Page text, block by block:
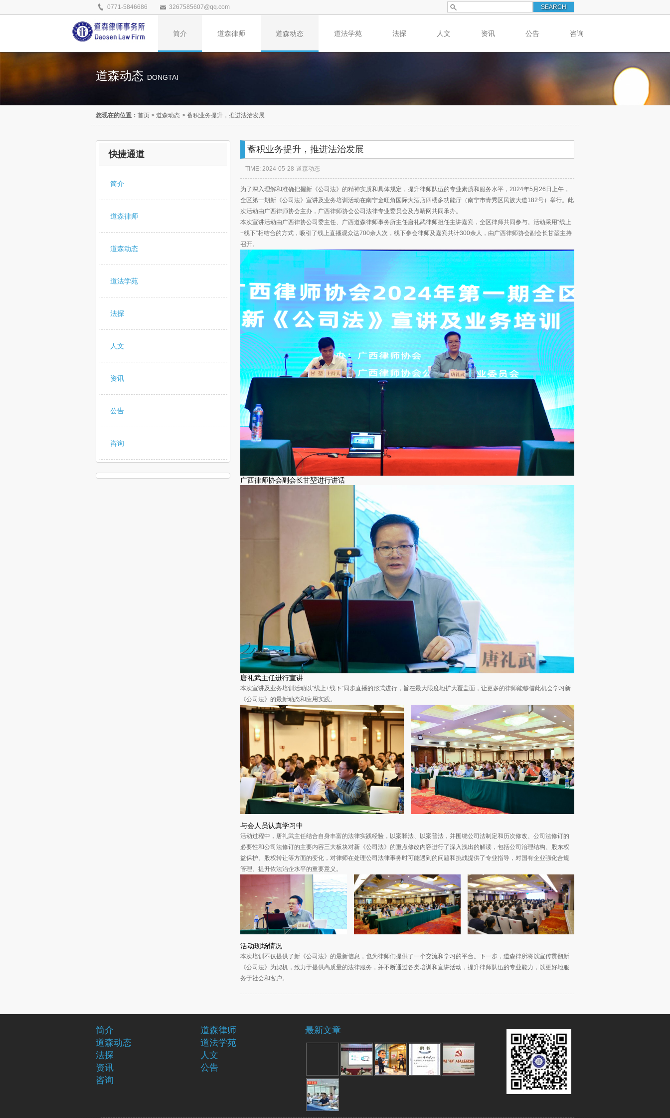
0771-5846686 3267585607@qq.com
简介 道森律师 道森动态 道法学苑 法探 人文 资讯 公告 咨询
道森动态 DONGTAI
您现在的位置： 首页 > 道森动态 > 蓄积业务提升，推进法治发展
快捷通道
简介
道森律师
道森动态
道法学苑
法探
人文
资讯
公告
咨询
蓄积业务提升，推进法治发展
TIME: 2024-05-28 道森动态
为了深入理解和准确把握新《公司法》的精神实质和具体规定，提升律师队伍的专业素质和服务水平，2024年5月26日上午，
全区第一期新《公司法》宣讲及业务培训活动在南宁金旺角国际大酒店四楼多功能厅（南宁市青秀区民族大道182号）举行。此
次活动由广西律师协会主办，广西律师协会公司法律专业委员会及点睛网共同承办。
本次宣讲活动由广西律协公司委主任、广西道森律师事务所主任唐礼武律师担任主讲嘉宾，全区律师共同参与。活动采用“线上
+线下”相结合的方式，吸引了线上直播观众达700余人次，线下参会律师及嘉宾共计300余人，由广西律师协会副会长甘堃主持
召开。
广西律师协会副会长甘堃进行讲话
唐礼武主任进行宣讲
本次宣讲及业务培训活动以“线上+线下”同步直播的形式进行，旨在最大限度地扩大覆盖面，让更多的律师能够借此机会学习新
《公司法》的最新动态和应用实践。
与会人员认真学习中
活动过程中，唐礼武主任结合自身丰富的法律实践经验，以案释法、以案普法，并围绕公司法制定和历次修改、公司法修订的
必要性和公司法修订的主要内容三大板块对新《公司法》的重点修改内容进行了深入浅出的解读，包括公司治理结构、股东权
益保护、股权转让等方面的变化，对律师在处理公司法律事务时可能遇到的问题和挑战提供了专业指导，对国有企业强化合规
管理、提升依法治企水平的重要意义。
活动现场情况
本次培训不仅提供了新《公司法》的最新信息，也为律师们提供了一个交流和学习的平台。下一步，道森律所将以宣传贯彻新
《公司法》为契机，致力于提供高质量的法律服务，并不断通过各类培训和宣讲活动，提升律师队伍的专业能力，以更好地服
务于社会和客户。
简介
道森律师
道森动态
道法学苑
法探
人文
资讯
公告
咨询
最新文章